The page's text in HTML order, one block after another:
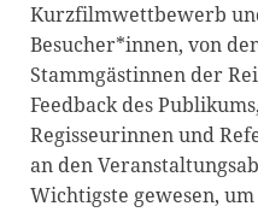
Kurzfilmwettbewerb
Besucher*innen, von
Stammgästinnen der
Feedback des
Regisseurinnen und
an den
Wichtigste gewesen,